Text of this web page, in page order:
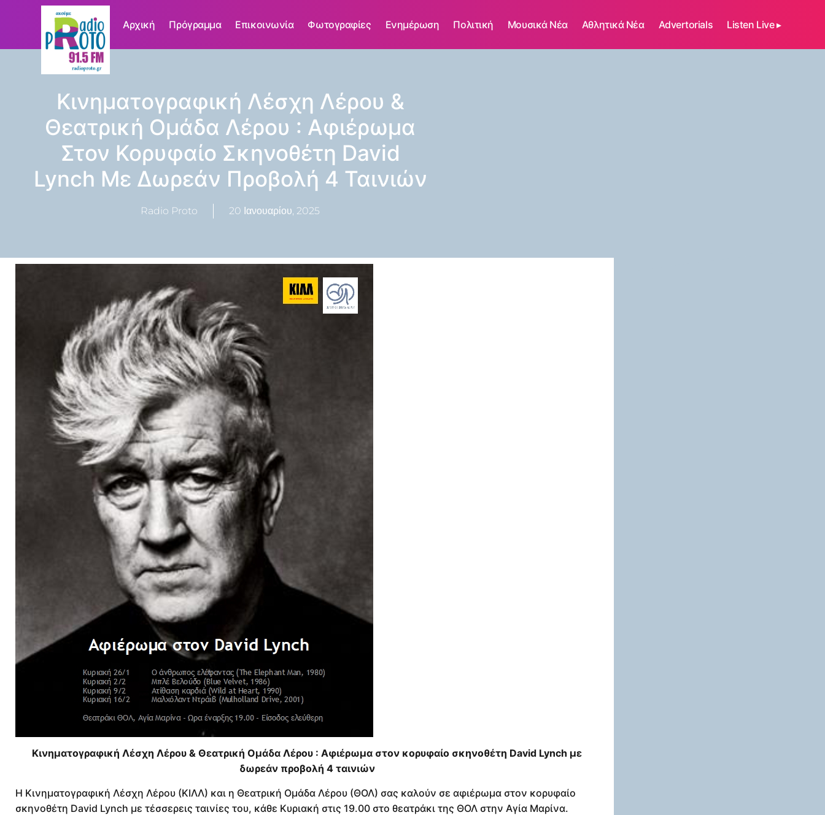
Αρχική Πρόγραμμα Επικοινωνία Φωτογραφίες Ενημέρωση Πολιτική Μουσικά Νέα Αθλητικά Νέα Advertorials Listen Live ▸
Κινηματογραφική Λέσχη Λέρου &
Θεατρική Ομάδα Λέρου : Αφιέρωμα
Στον Κορυφαίο Σκηνοθέτη David
Lynch Με Δωρεάν Προβολή 4 Ταινιών
Radio Proto 20 Ιανουαρίου, 2025
Κινηματογραφική Λέσχη Λέρου & Θεατρική Ομάδα Λέρου : Αφιέρωμα στον κορυφαίο σκηνοθέτη David Lynch με
δωρεάν προβολή 4 ταινιών
Η Κινηματογραφική Λέσχη Λέρου (ΚΙΛΛ) και η Θεατρική Ομάδα Λέρου (ΘΟΛ) σας καλούν σε αφιέρωμα στον κορυφαίο
σκηνοθέτη David Lynch με τέσσερεις ταινίες του, κάθε Κυριακή στις 19.00 στο θεατράκι της ΘΟΛ στην Αγία Μαρίνα.